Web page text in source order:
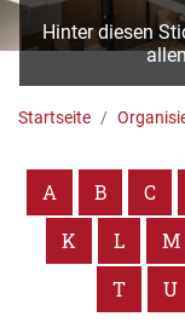
Hinter diesen
Startseite
A B C
K
L M
T
U